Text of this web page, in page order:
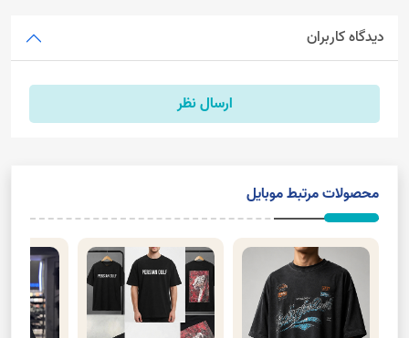
دیدگاه کاربران
ارسال نظر
محصولات مرتبط موبایل